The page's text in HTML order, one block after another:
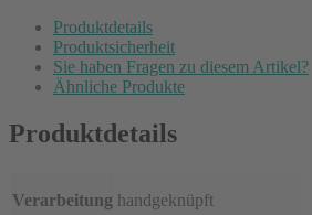
Produktdetails
Produktsicherheit
Sie haben Fragen zu diesem Artikel?
Ähnliche Produkte
Produktdetails
Verarbeitung handgeknüpft